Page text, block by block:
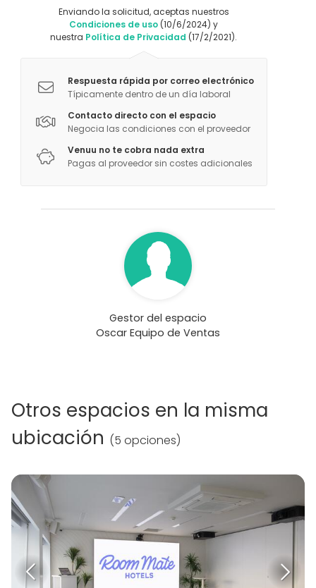
Enviando la solicitud, aceptas nuestros
Condiciones de uso (10/6/2024) y
nuestra Política de Privacidad (17/2/2021).
Respuesta rápida por correo electrónico
Típicamente dentro de un día laboral
Contacto directo con el espacio
Negocia las condiciones con el proveedor
Venuu no te cobra nada extra
Pagas al proveedor sin costes adicionales
Gestor del espacio
Oscar Equipo de Ventas
Otros espacios en la misma
ubicación (5 opciones)